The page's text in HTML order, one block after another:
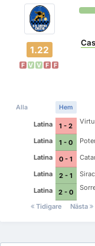
1.22
F V V F F
Alla Hem
Latina 1 - 2
Latina 1 - 0
Latina
0 - 1
Latina
2 - 1
Latina
2 - 0
Tidigare Nästa